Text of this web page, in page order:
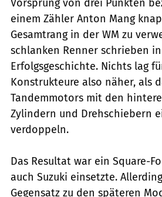
Vorsprung von drei Punkten
einem Zähler Anton Mang
Gesamtrang in der WM zu
schlanken Renner schrieben
Erfolgsgeschichte. Nichts lag
Konstrukteure also näher, als
Tandemmotors mit den
Zylindern und Drehschiebern
verdoppeln.
Das Resultat war ein Square-
auch Suzuki einsetzte.
Gegensatz zu den späteren